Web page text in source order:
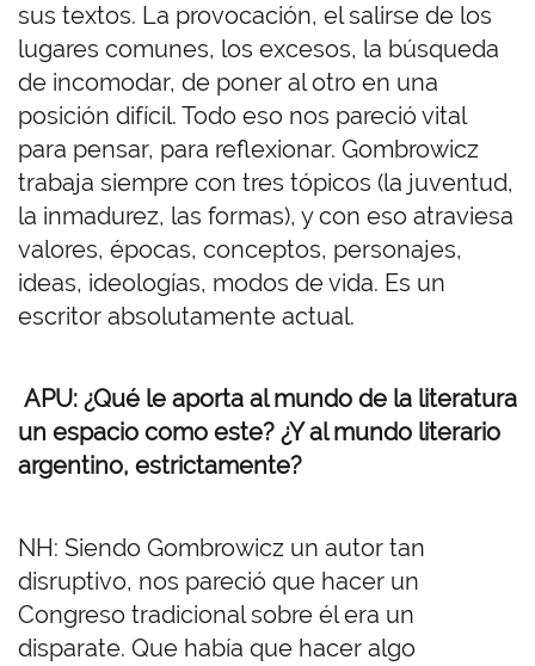
sus textos. La provocación, el salirse de los
lugares comunes, los excesos, la búsqueda
de incomodar, de poner al otro en una
posición difícil. Todo eso nos pareció vital
para pensar, para reflexionar. Gombrowicz
trabaja siempre con tres tópicos (la juventud,
la inmadurez, las formas), y con eso atraviesa
valores, épocas, conceptos, personajes,
ideas, ideologías, modos de vida. Es un
escritor absolutamente actual.
APU: ¿Qué le aporta al mundo de la literatura
un espacio como este? ¿Y al mundo literario
argentino, estrictamente?
NH: Siendo Gombrowicz un autor tan
disruptivo, nos pareció que hacer un
Congreso tradicional sobre él era un
disparate. Que había que hacer algo